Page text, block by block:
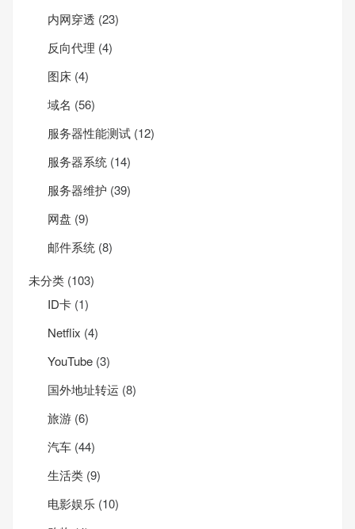
内网穿透 (23)
反向代理 (4)
图床 (4)
域名 (56)
服务器性能测试 (12)
服务器系统 (14)
服务器维护 (39)
网盘 (9)
邮件系统 (8)
未分类 (103)
ID卡 (1)
Net­flix (4)
YouTube (3)
国外地址转运 (8)
旅游 (6)
汽车 (44)
生活类 (9)
电影娱乐 (10)